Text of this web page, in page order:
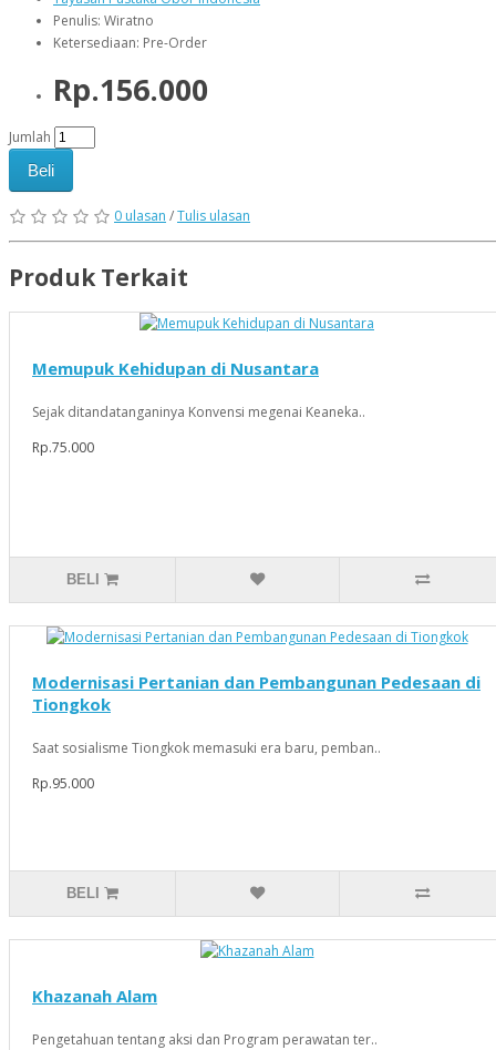
Penulis: Wiratno
Ketersediaan: Pre-Order
Rp.156.000
Jumlah
Beli
0 ulasan /Tulis ulasan
Produk Terkait
Memupuk Kehidupan di Nusantara
Sejak ditandatanganinya Konvensi megenai Keaneka..
Rp.75.000
BELI
Modernisasi Pertanian dan Pembangunan Pedesaan di
Tiongkok
Saat sosialisme Tiongkok memasuki era baru, pemban..
Rp.95.000
BELI
Khazanah Alam
Pengetahuan tentang aksi dan Program perawatan ter..